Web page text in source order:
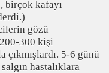
birçok kafayı
gözü
300 kişi
çıkmışlardı. 5-6 günü
hastalıklara